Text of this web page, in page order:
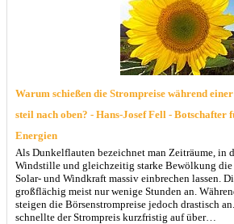
Warum schießen die Strompreise während
steil nach oben? - Hans-Josef Fell -
Energien
Als Dunkelflauten bezeichnet man Zeiträume, in
Windstille und gleichzeitig starke Bewölkung die
Solar- und Windkraft massiv einbrechen lassen.
großflächig meist nur wenige Stunden an.
steigen die Börsenstrompreise jedoch drastisch
schnellte der Strompreis kurzfristig auf über…